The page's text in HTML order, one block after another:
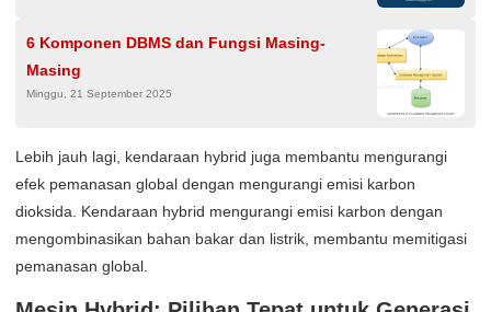
6 Komponen DBMS dan Fungsi Masing-
Masing
Minggu, 21 September 2025
Lebih jauh lagi, kendaraan hybrid juga membantu mengurangi
efek pemanasan global dengan mengurangi emisi karbon
dioksida. Kendaraan hybrid mengurangi emisi karbon dengan
mengombinasikan bahan bakar dan listrik, membantu memitigasi
pemanasan global.